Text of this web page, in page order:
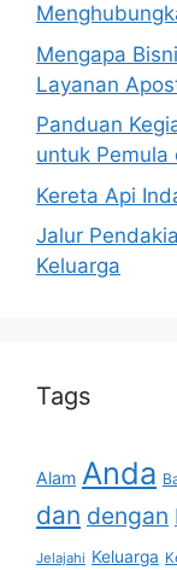
Mengapa
Layanan
Panduan
untuk Pemula
Kereta Api
Jalur
Keluarga
Tags
Alam Anda
dan dengan
Jelajahi Keluarga